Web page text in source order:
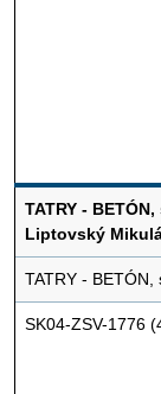
TATRY -
Liptovský
TATRY - BETÓN,
SK04-ZSV-1776